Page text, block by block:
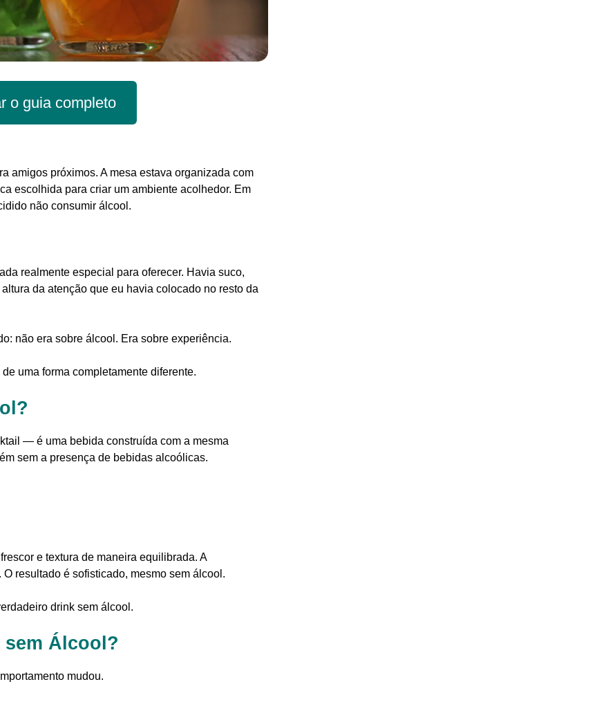
o guia completo
amigos próximos. A mesa estava organizada com
escolhida para criar um ambiente acolhedor. Em
não consumir álcool.
realmente especial para oferecer. Havia suco,
da atenção que eu havia colocado no resto da
não era sobre álcool. Era sobre experiência.
uma forma completamente diferente.
— é uma bebida construída com a mesma
sem a presença de bebidas alcoólicas.
e textura de maneira equilibrada. A
resultado é sofisticado, mesmo sem álcool.
drink sem álcool.
Álcool?
mudou.